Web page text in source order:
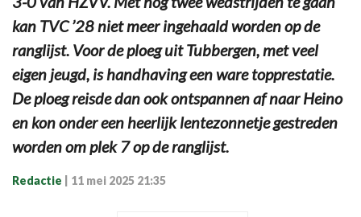
kan TVC ’28 niet meer ingehaald worden op de
ranglijst. Voor de ploeg uit Tubbergen, met veel
eigen jeugd, is handhaving een ware topprestatie.
De ploeg reisde dan ook ontspannen af naar Heino
en kon onder een heerlijk lentezonnetje gestreden
worden om plek 7 op de ranglijst.
Redactie 11 mei 2025 21:35